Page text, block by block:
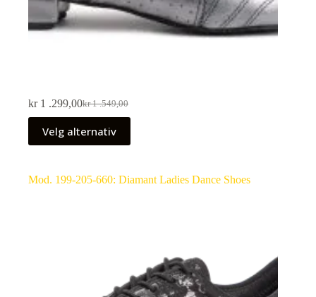
kr1 .549,00
kr1 .299,00
Velg alternativ
Mod. 199-205-660: Diamant Ladies Dance Shoes